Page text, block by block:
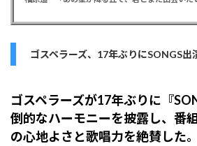
ゴスペラーズ、17年ぶりにSONGS出
ゴスペラーズが17年ぶりに『
倒的なハーモニーを披露し、番
の心地よさと歌唱力を絶賛した。